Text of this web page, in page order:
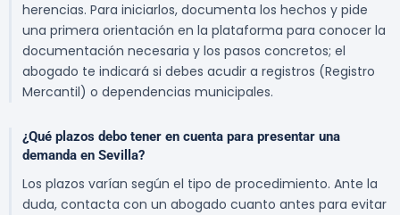
herencias. Para iniciarlos, documenta los hechos y pide
una primera orientación en la plataforma para conocer la
documentación necesaria y los pasos concretos; el
abogado te indicará si debes acudir a registros (Registro
Mercantil) o dependencias municipales.
¿Qué plazos debo tener en cuenta para presentar una
demanda en Sevilla?
Los plazos varían según el tipo de procedimiento. Ante la
duda, contacta con un abogado cuanto antes para evitar